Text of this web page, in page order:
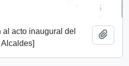
acto inaugural del